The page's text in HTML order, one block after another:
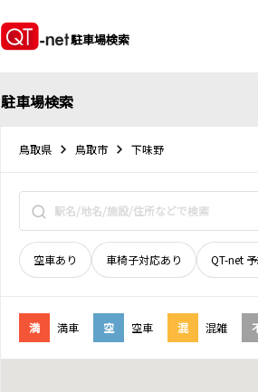
駐車場検索
駐車場検索
鳥取県 鳥取市 下味野
空車あり 車椅子対応あり QT-net
満 満車 空 空車 混 混雑